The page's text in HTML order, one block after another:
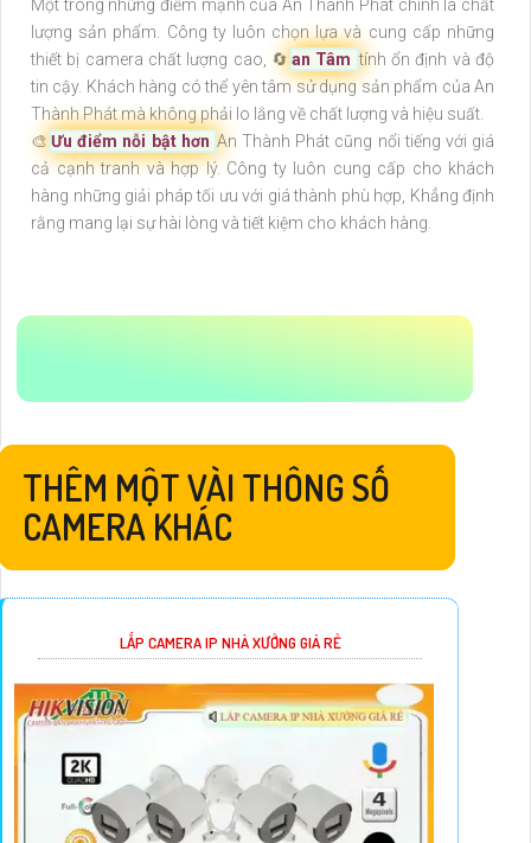
Một trong những điểm mạnh của An Thành Phát chính là chất
lượng sản phẩm. Công ty luôn chọn lựa và cung cấp những
thiết bị camera chất lượng cao, 🔄 an Tâm tính ổn định và độ
tin cậy. Khách hàng có thể yên tâm sử dụng sản phẩm của An
Thành Phát mà không phải lo lắng về chất lượng và hiệu suất.
🎨 Ưu điểm nỗi bật hơn An Thành Phát cũng nổi tiếng với giá
cả cạnh tranh và hợp lý. Công ty luôn cung cấp cho khách
hàng những giải pháp tối ưu với giá thành phù hợp, Khẳng định
rằng mang lại sự hài lòng và tiết kiệm cho khách hàng.
THÊM MỘT VÀI THÔNG SỐ
CAMERA KHÁC
LẮP CAMERA IP NHÀ XƯỞNG GIÁ RẺ